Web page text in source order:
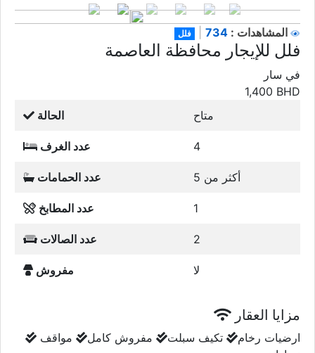
فلل المشاهدات :
فلل للإيجار محافظة العاصمة
في سار
1,400 BHD
الحالة
متاح
عدد الغرف 4
عدد الحمامات أكثر من 5
عدد المطابخ 1
عدد الصالات 2
مفروش لا
مزايا العقار
ارضيات رخام تكيف سبلت مفروش كامل
مواقف